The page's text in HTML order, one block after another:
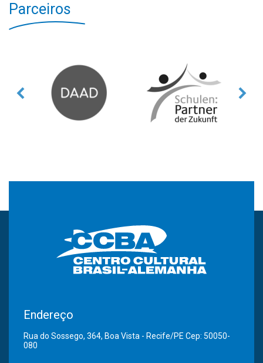
Parceiros
Endereço
Rua do Sossego, 364, Boa Vista - Recife/PE Cep: 50050-
080